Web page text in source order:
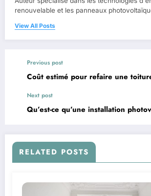
renouvelable et les panneaux
View All Posts
Previous post
Coût estimé pour refaire une
Next post
Qu’est-ce qu’une installation
RELATED POSTS